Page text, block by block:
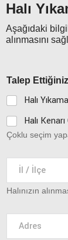
Halı
Aşağıdaki
alınmasını
Talep
Halı Yıkama
Halı
Çoklu seçim
Halınızın